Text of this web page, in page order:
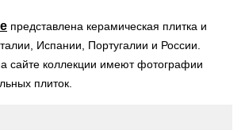
представлена керамическая плитка и
Испании, Португалии и России.
сайте коллекции имеют фотографии
плиток.